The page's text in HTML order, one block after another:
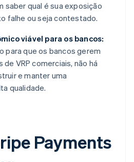
saber qual é sua exposição
falhe ou seja contestado.
viável para os bancos:
para que os bancos gerem
de VRP comerciais, não há
e manter uma
qualidade.
Payments